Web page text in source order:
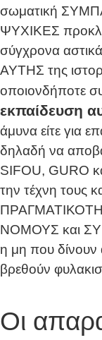
σωματική
ΨΥΧΙΚΕΣ
σύγχρονα
ΑΥΤΗΣ της
οποιονδήποτε
εκπαίδευση
άμυνα είτε για
δηλαδή να
SIFOU, GURO
την τέχνη τους
ΝΟΜΟΥΣ και
η μη που δίνουν
βρεθούν
Οι